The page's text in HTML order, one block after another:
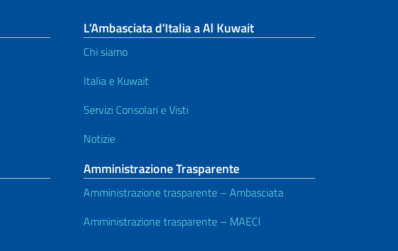
L’Ambasciata d’Italia a Al Kuwait
Chi siamo
Italia e Kuwait
Servizi Consolari e Visti
Notizie
Amministrazione Trasparente
Amministrazione trasparente – Ambasciata
Amministrazione trasparente – MAECI